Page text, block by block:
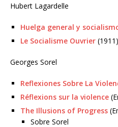
Hubert Lagardelle
Huelga general y
Le Socialisme Ouvrier
Georges Sorel
Reflexiones Sobre La
Réflexions sur la violence
The Illusions of Progress
Sobre Sorel